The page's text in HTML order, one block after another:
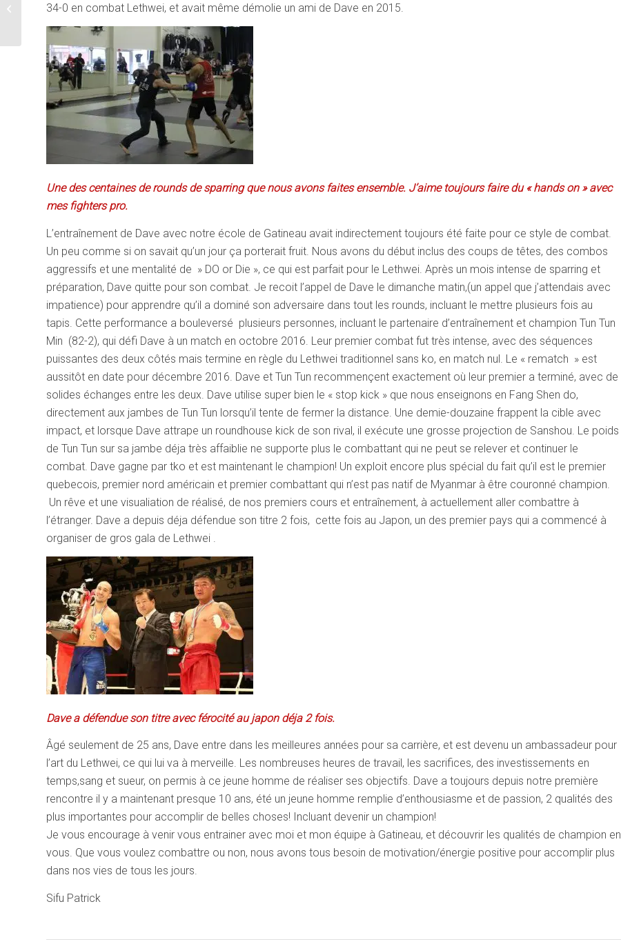
34-0 en combat Lethwei, et avait même démolie un ami de Dave en 2015.
Une des centaines de rounds de sparring que nous avons faites ensemble. J’aime toujours faire du « hands on » avec
mes fighters pro.
L’entraînement de Dave avec notre école de Gatineau avait indirectement toujours été faite pour ce style de combat.
Un peu comme si on savait qu’un jour ça porterait fruit. Nous avons du début inclus des coups de têtes, des combos
aggressifs et une mentalité de » DO or Die », ce qui est parfait pour le Lethwei. Après un mois intense de sparring et
préparation, Dave quitte pour son combat. Je recoit l’appel de Dave le dimanche matin,(un appel que j’attendais avec
impatience) pour apprendre qu’il a dominé son adversaire dans tout les rounds, incluant le mettre plusieurs fois au
tapis. Cette performance a bouleversé plusieurs personnes, incluant le partenaire d’entraînement et champion Tun Tun
Min (82-2), qui défi Dave à un match en octobre 2016. Leur premier combat fut très intense, avec des séquences
puissantes des deux côtés mais termine en règle du Lethwei traditionnel sans ko, en match nul. Le « rematch » est
aussitôt en date pour décembre 2016. Dave et Tun Tun recommençent exactement où leur premier a terminé, avec de
solides échanges entre les deux. Dave utilise super bien le « stop kick » que nous enseignons en Fang Shen do,
directement aux jambes de Tun Tun lorsqu’il tente de fermer la distance. Une demie-douzaine frappent la cible avec
impact, et lorsque Dave attrape un roundhouse kick de son rival, il exécute une grosse projection de Sanshou. Le poids
de Tun Tun sur sa jambe déja très affaiblie ne supporte plus le combattant qui ne peut se relever et continuer le
combat. Dave gagne par tko et est maintenant le champion! Un exploit encore plus spécial du fait qu’il est le premier
quebecois, premier nord américain et premier combattant qui n’est pas natif de Myanmar à être couronné champion.
Un rêve et une visualiation de réalisé, de nos premiers cours et entraînement, à actuellement aller combattre à
l’étranger. Dave a depuis déja défendue son titre 2 fois, cette fois au Japon, un des premier pays qui a commencé à
organiser de gros gala de Lethwei .
Dave a défendue son titre avec férocité au japon déja 2 fois.
Âgé seulement de 25 ans, Dave entre dans les meilleures années pour sa carrière, et est devenu un ambassadeur pour
l’art du Lethwei, ce qui lui va à merveille. Les nombreuses heures de travail, les sacrifices, des investissements en
temps,sang et sueur, on permis à ce jeune homme de réaliser ses objectifs. Dave a toujours depuis notre première
rencontre il y a maintenant presque 10 ans, été un jeune homme remplie d’enthousiasme et de passion, 2 qualités des
plus importantes pour accomplir de belles choses! Incluant devenir un champion!
Je vous encourage à venir vous entrainer avec moi et mon équipe à Gatineau, et découvrir les qualités de champion en
vous. Que vous voulez combattre ou non, nous avons tous besoin de motivation/énergie positive pour accomplir plus
dans nos vies de tous les jours.
Sifu Patrick
Patenaude Gatineau